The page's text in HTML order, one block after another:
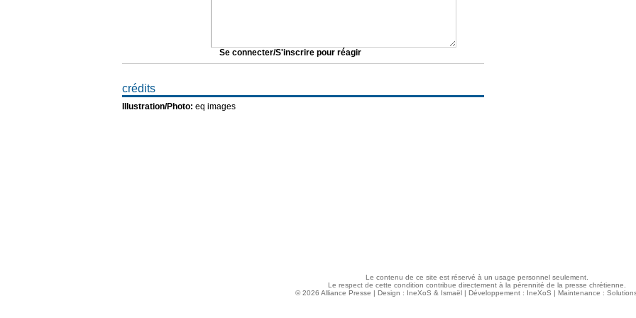
Se connecter/S'inscrire pour réagir
crédits
Illustration/Photo: eq images
Le contenu de ce site est réservé à un usage personnel seulement.
Le respect de cette condition contribue directement à la pérennité de la presse chrétienne.
© 2026 Alliance Presse | Design : IneXoS & Ismaël | Développement : IneXoS | Maintenance :